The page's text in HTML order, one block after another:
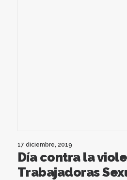
17 diciembre, 2019
Día contra la
Trabajadoras